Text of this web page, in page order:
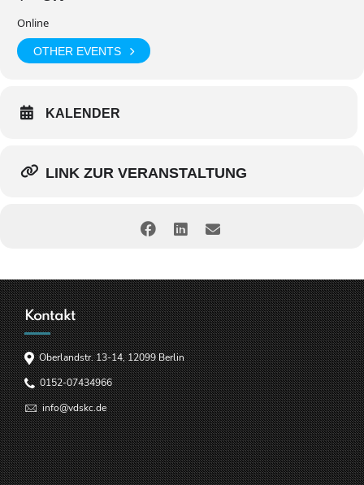
Online
OTHER EVENTS
KALENDER
LINK ZUR VERANSTALTUNG
Kontakt
Oberlandstr. 13-14, 12099 Berlin
0152-07434966
info@vdskc.de